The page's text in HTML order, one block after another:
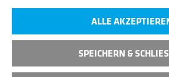
ALLE
SPEICHERN &